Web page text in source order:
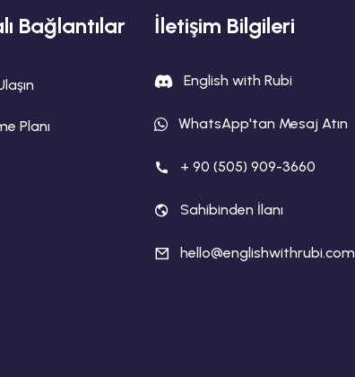
Bağlantılar
Planı
İletişim Bilgileri
English with Rubi
WhatsApp'tan Mesaj Atın
+ 90 (505) 909-3660
Sahibinden İlanı
hello@englishwithrubi.com